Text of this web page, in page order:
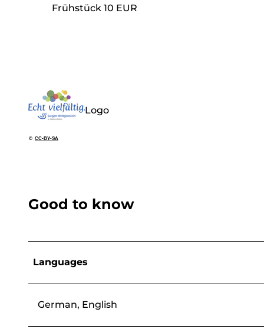
Frühstück 10 EUR
© CC-BY-SA
Logo
Good to know
Languages
German, English